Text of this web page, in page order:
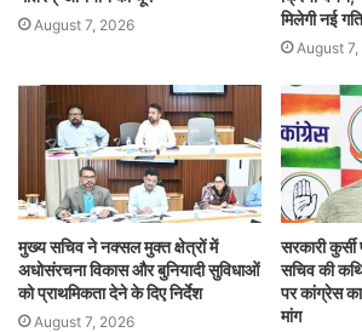
a
e
b
o
o
k
h
s
A
p
p
e
dI
n
s
e
n
g
er
u
m
bl
r
August 7, 2026
मिलेगी नई गति
August
मुख्य सचिव ने नक्सल मुक्त क्षेत्रों में
अधोसंरचना विकास और बुनियादी सुविधाओं
को प्राथमिकता देने के दिए निर्देश
August 7, 2026
सरकारी
सचिव की
पर कांग्रेस का
मांग